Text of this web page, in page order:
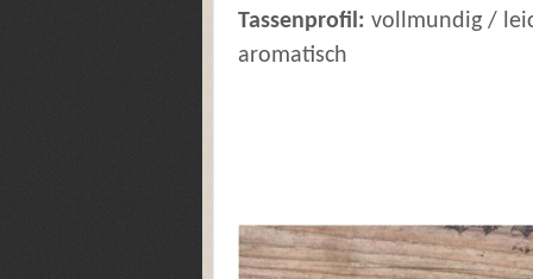
Tassenprofil: vollmundig /
aromatisch